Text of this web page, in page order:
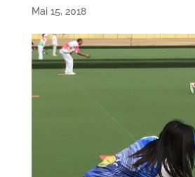
Mai 15, 2018